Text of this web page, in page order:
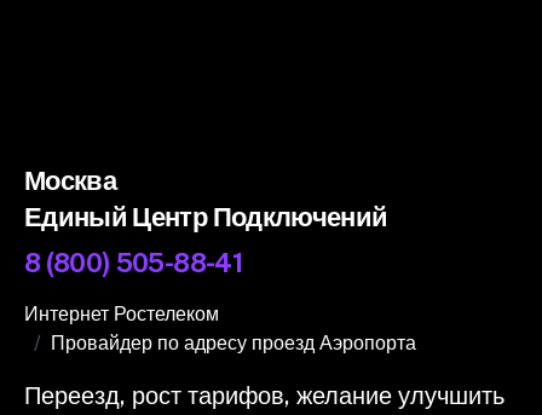
Москва
Единый Центр Подключений
8 (800) 505-88-41
Интернет Ростелеком
Провайдер по адресу проезд Аэропорта
Переезд, рост тарифов, желание улучшить